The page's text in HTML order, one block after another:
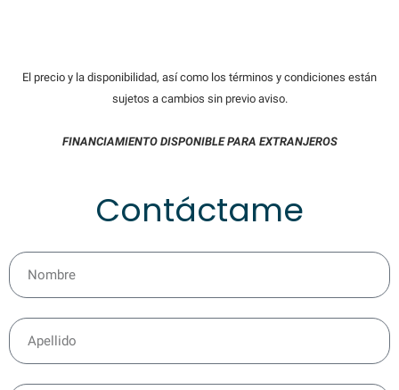
El precio y la disponibilidad, así como los términos y condiciones están
sujetos a cambios sin previo aviso.
FINANCIAMIENTO DISPONIBLE PARA EXTRANJEROS
Contáctame